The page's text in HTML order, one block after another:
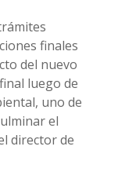
finales
del nuevo
luego de
uno de
el
director de